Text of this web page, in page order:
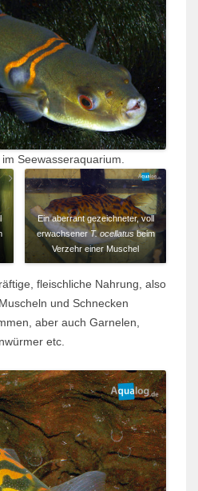
im Seewasseraquarium.
Ein aberrant gezeichneter, voll
erwachsenerT. ocellatusbeim
Verzehr einer Muschel
fleischliche Nahrung, also
und Schnecken
aber auch Garnelen,
etc.